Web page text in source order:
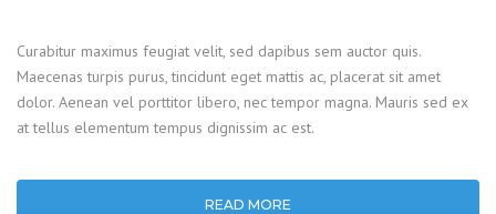
Curabitur maximus feugiat velit, sed dapibus sem auctor quis.
Maecenas turpis purus, tincidunt eget mattis ac, placerat sit amet
dolor. Aenean vel porttitor libero, nec tempor magna. Mauris sed ex
at tellus elementum tempus dignissim ac est.
READ MORE